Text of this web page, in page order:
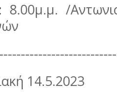
8.00μ.μ. /
14.5.2023